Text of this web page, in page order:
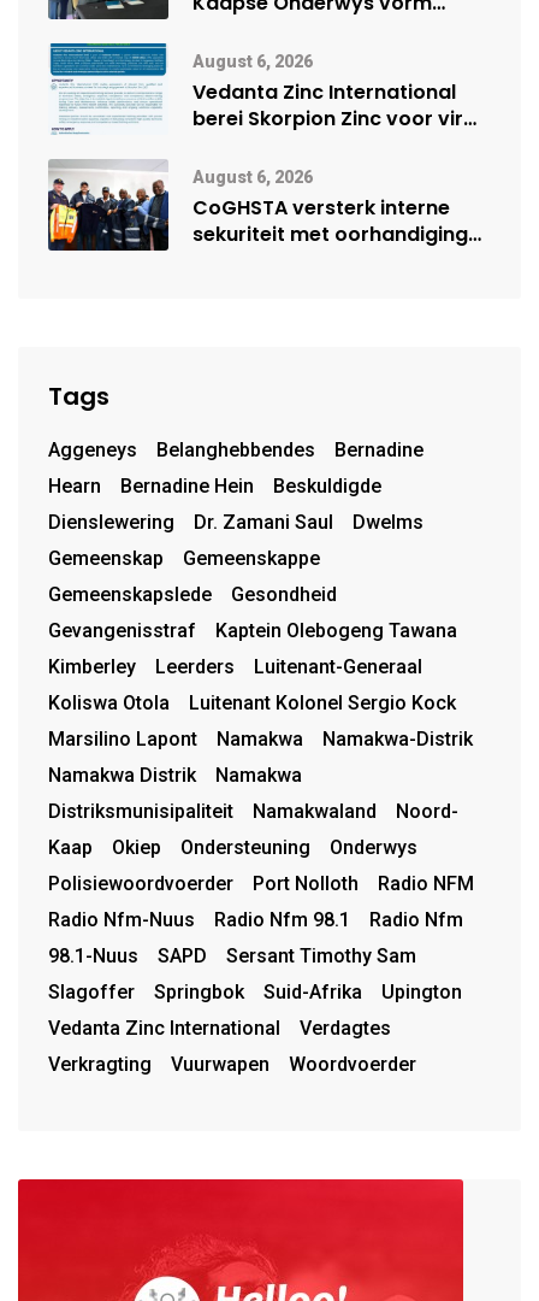
vennootskap
August 6, 2026
Vedanta Zinc International
berei Skorpion Zinc voor vir
August 6, 2026
CoGHSTA versterk interne
sekuriteit met oorhandiging
Tags
Aggeneys Belanghebbendes
Bernadine
Hearn
Bernadine Hein
Beskuldigde
Dienslewering
Dr. Zamani Saul
Dwelms
Gemeenskap
Gemeenskappe
Gemeenskapslede
Gesondheid
Gevangenisstraf
Kaptein Olebogeng Tawana
Kimberley
Leerders
Luitenant-Generaal
Koliswa Otola
Luitenant Kolonel Sergio Kock
Marsilino Lapont
Namakwa
Namakwa-Distrik
Namakwa Distrik
Namakwa
Distriksmunisipaliteit
Namakwaland
Noord-
Kaap
Okiep Ondersteuning
Onderwys
Polisiewoordvoerder
Port Nolloth
Radio NFM
Radio Nfm-Nuus
Radio Nfm 98.1
Radio Nfm
98.1-Nuus
SAPD
Sersant Timothy Sam
Slagoffer
Springbok Suid-Afrika
Upington
Vedanta Zinc International
Verdagtes
Verkragting
Vuurwapen Woordvoerder